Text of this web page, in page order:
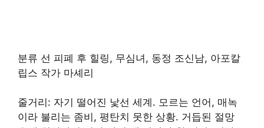
분류 선 피폐 후 힐링, 무심녀, 동정 조신남, 아포칼
립스 작가 마셰리
줄거리: 자기 떨어진 낯선 세계. 모르는 언어, 매녹
이라 불리는 좀비, 평탄치 못한 상황. 거듭된 절망